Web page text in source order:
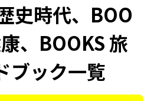
史時代、BOO
、BOOKS 旅
ブック一覧